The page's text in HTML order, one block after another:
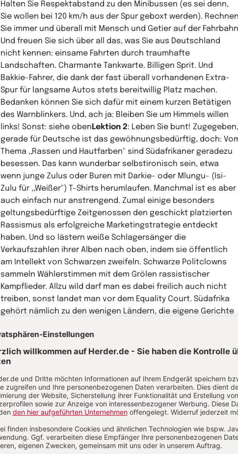
Halten Sie Respektabstand zu den Minibussen (es sei denn,
Sie wollen bei 120 km/h aus der Spur geboxt werden).
Sie immer und überall mit Mensch und Getier auf der
Und freuen Sie sich über all das, was Sie aus Deutschland
nicht kennen: einsame Fahrten durch traumhafte
Landschaften. Charmante Tankwarte. Billigen Sprit. Und
Bakkie-Fahrer, die dank der fast überall vorhandenen Extra-
Spur für langsame Autos stets bereitwillig Platz machen.
Bedanken können Sie sich dafür mit einem kurzen Betätigen
des Warnblinkers. Und, ach ja: Bleiben Sie um Himmels willen
links! Sonst: siehe oben Lektion 2: Leben Sie bunt! Zugegeben,
gerade für Deutsche ist das gewöhnungsbedürftig, doch:
Thema ,,Rassen und Hautfarben" sind Südafrikaner geradezu
besessen. Das kann wunderbar selbstironisch sein, etwa
wenn junge Zulus oder Buren mit Darkie- oder Mlungu- (Isi-
Zulu für ,,Weißer") T-Shirts herumlaufen. Manchmal ist es aber
auch einfach nur anstrengend. Zumal einige besonders
geltungsbedürftige Zeitgenossen den geschickt platzierten
Rassismus als erfolgreiche Marketingstrategie entdeckt
haben. Und so lästern weiße Schlagersänger die
Verkaufszahlen ihrer Alben nach oben, indem sie öffentlich
am Intellekt von Schwarzen zweifeln. Schwarze Politclowns
sammeln Wählerstimmen mit dem Grölen rassistischer
Kampflieder. Allzu wild darf man es dabei freilich auch nicht
treiben, sonst landet man vor dem Equality Court. Südafrika
gehört nämlich zu den wenigen Ländern, die eigene Gerichte
das zeigt, dass der aufgeklärte Teil der Bevölkerung das
Geläster selbst ziemlich satthat. Altkluge Sprüche in Sachen
Political Correctness sollte man als Neuzugang deshalb
Fremdlingsstatus: Gegenüber weißen Ausländern sind Zulus
oder Xhosas nämlich oft viel herzlicher als gegenüber
südafrikanischen Weißen. Und das hilft, die Grenzen zu
immer prägen. Vier Jahrzehnte lang wurden per Gesetz alle
Menschen in Schwarze (2001: 79 Prozent), Weiße (9,6 Prozent),